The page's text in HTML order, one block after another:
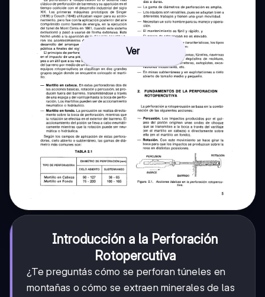
Ver
Introducción a la Perforación
Rotopercutiva
¿Te preguntás cómo se perforan túneles en
montañas o cómo se extraen minerales de las